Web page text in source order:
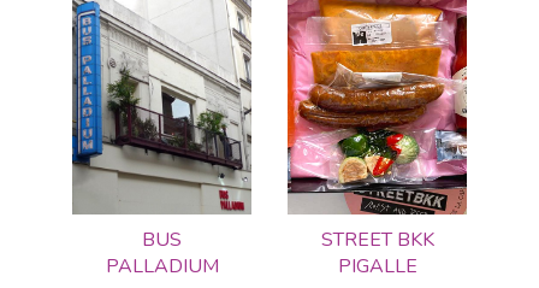
BUS
PALLADIUM
STREET BKK
PIGALLE